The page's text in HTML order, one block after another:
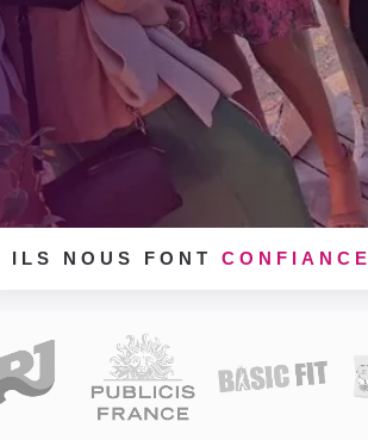
ILS NOUS FONT CONFIANCE